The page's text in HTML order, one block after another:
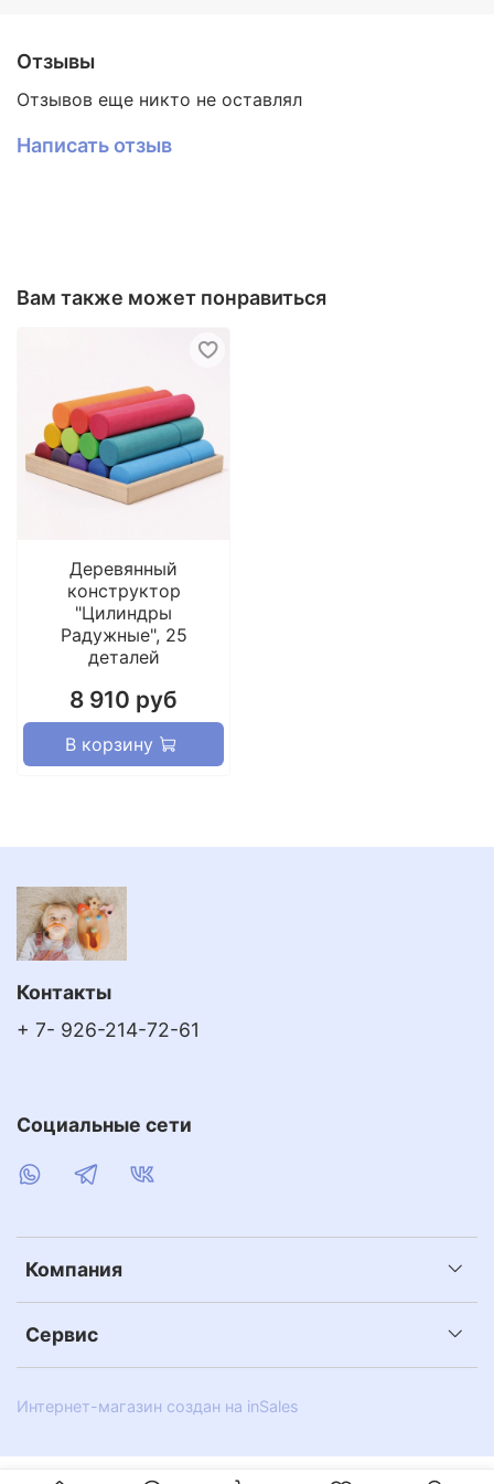
Отзывы
Отзывов еще никто не оставлял
Написать отзыв
Вам также может понравиться
Деревянный
конструктор
"Цилиндры
Радужные", 25
деталей
8 910 руб
В корзину
Компания
Сервис
Контакты
+ 7- 926-214-72-61
Социальные сети
Интернет-магазин создан на inSales